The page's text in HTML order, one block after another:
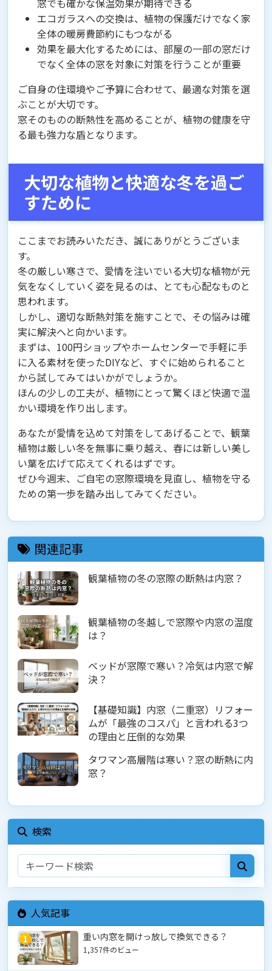
窓でも確かな保温効果が期待できる
エコガラスへの交換は、植物の保護だけでなく家
全体の暖房費節約にもつながる
効果を最大化するためには、部屋の一部の窓だけ
でなく全体の窓を対象に対策を行うことが重要
ご自身の住環境やご予算に合わせて、最適な対策を選
ぶことが大切です。
窓そのものの断熱性を高めることが、植物の健康を守
る最も強力な盾となります。
大切な植物と快適な冬を過ご
すために
ここまでお読みいただき、誠にありがとうございま
す。
冬の厳しい寒さで、愛情を注いでいる大切な植物が元
気をなくしていく姿を見るのは、とても心配なものと
思われます。
しかし、適切な断熱対策を施すことで、その悩みは確
実に解決へと向かいます。
まずは、100円ショップやホームセンターで手軽に手
に入る素材を使ったDIYなど、すぐに始められること
から試してみてはいかがでしょうか。
ほんの少しの工夫が、植物にとって驚くほど快適で温
かい環境を作り出します。
あなたが愛情を込めて対策をしてあげることで、観葉
植物は厳しい冬を無事に乗り越え、春には新しい美し
い葉を広げて応えてくれるはずです。
ぜひ今週末、ご自宅の窓際環境を見直し、植物を守る
ための第一歩を踏み出してみてください。
関連記事
観葉植物の冬の窓際の断熱は内窓？
観葉植物の冬越しで窓際や内窓の温度
は？
ベッドが窓際で寒い？冷気は内窓で解
決？
【基礎知識】内窓（二重窓）リフォー
ムが「最強のコスパ」と言われる3つ
の理由と圧倒的な効果
タワマン高層階は寒い？窓の断熱に内
窓？
検索
人気記事
1 重い内窓を開けっ放しで換気できる？
1,357件のビュー